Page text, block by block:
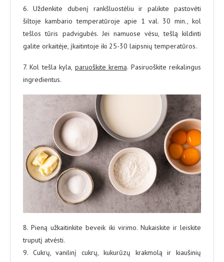
6. Uždenkite dubenį rankšluostėliu ir palikite pastovėti
šiltoje kambario temperatūroje apie 1 val. 30 min., kol
tešlos tūris padvigubės. Jei namuose vėsu, tešlą kildinti
galite orkaitėje, įkaitintoje iki 25-30 laipsnių temperatūros.
7. Kol tešla kyla, paruoškite kremą. Pasiruoškite reikalingus
ingredientus.
8. Pieną užkaitinkite beveik iki virimo. Nukaiskite ir leiskite
truputį atvėsti.
9. Cukrų, vanilinį cukrų, kukurūzų krakmolą ir kiaušinių